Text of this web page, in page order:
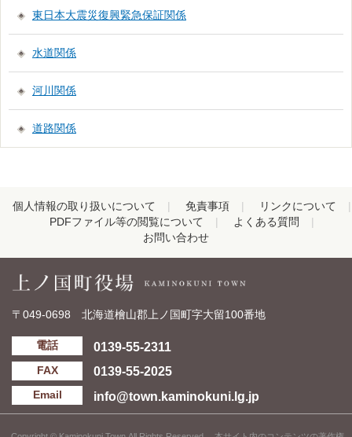
東日本大震災復興緊急保証関係
水道関係
河川関係
道路関係
個人情報の取り扱いについて 免責事項
リンクについて
PDFファイル等の閲覧について
よくある質問
お問い合わせ
〒049-0698 北海道檜山郡上ノ国町字大留100番地
電話 0139-55-2311
FAX 0139-55-2025
Email info@town.kaminokuni.lg.jp